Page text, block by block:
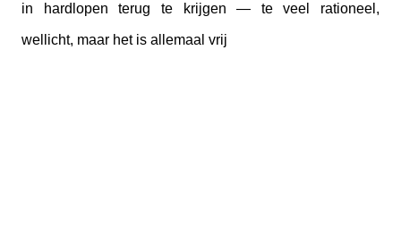
in hardlopen terug te krijgen — te veel rationeel,
wellicht, maar het is allemaal vrij